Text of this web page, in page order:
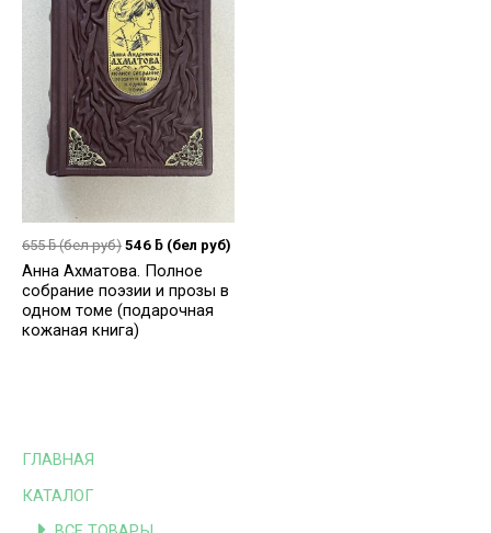
ГЛАВНАЯ
КАТАЛОГ
655ƃ(бел руб) 546 ƃ (бел руб)
Анна Ахматова. Полное
собрание поэзии и прозы в
одном томе (подарочная
кожаная книга)